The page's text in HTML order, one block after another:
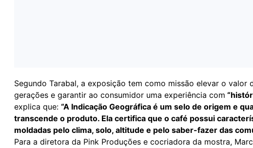
Segundo Tarabal, a exposição tem como missão elevar o valor
gerações e garantir ao consumidor uma experiência com
explica que: “A Indicação Geográfica é um selo de origem e
transcende o produto. Ela certifica que o café possui
moldadas pelo clima, solo, altitude e pelo saber-fazer das
Para a diretora da Pink Produções e cocriadora da mostra,